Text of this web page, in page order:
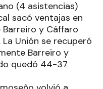
(4 asistencias)
sacó ventajas en
y Cáffaro
La Unión se recuperó
Barreiro y
quedó 44-37